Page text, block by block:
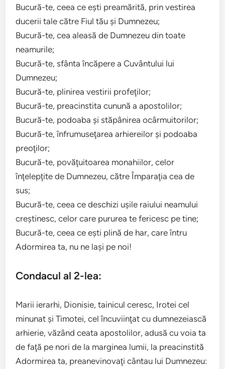
Bucură-te, ceea ce eşti preamărită, prin vestirea
ducerii tale către Fiul tău şi Dumnezeu;
Bucură-te, cea aleasă de Dumnezeu din toate
neamurile;
Bucură-te, sfânta încăpere a Cuvântului lui
Dumnezeu;
Bucură-te, plinirea vestirii profeţilor;
Bucură-te, preacinstita cunună a apostolilor;
Bucură-te, podoaba şi stăpânirea ocârmuitorilor;
Bucură-te, înfrumuseţarea arhiereilor şi podoaba
preoţilor;
Bucură-te, povăţuitoarea monahiilor, celor
înţelepţite de Dumnezeu, către Împaraţia cea de
sus;
Bucură-te, ceea ce deschizi uşile raiului neamului
creştinesc, celor care pururea te fericesc pe tine;
Bucură-te, ceea ce eşti plină de har, care întru
Adormirea ta, nu ne laşi pe noi!
Condacul al 2-lea:
Marii ierarhi, Dionisie, tainicul ceresc, Irotei cel
minunat şi Timotei, cel încuviinţat cu dumnezeiască
arhierie, văzând ceata apostolilor, adusă cu voia ta
de faţă pe nori de la marginea lumii, la preacinstită
Adormirea ta, preanevinovaţi cântau lui Dumnezeu: